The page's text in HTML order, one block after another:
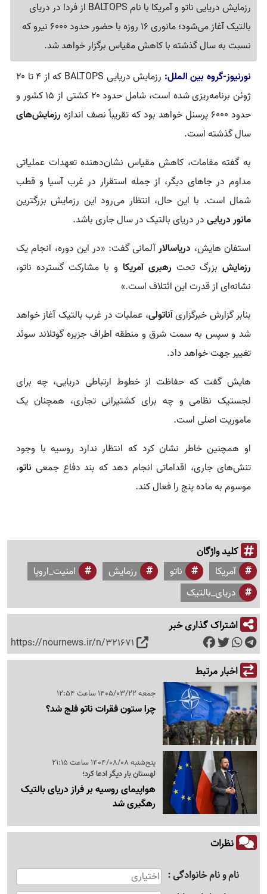
رزمایش دریایی ناتو و آمریکا با نام BALTOPS از فردا در دریای
بالتیک آغاز می‌شود؛ مانوری 16 روزه با حضور حدود 6000 نیرو که
نسبت به سال گذشته با کاهش مقیاس برگزار خواهد شد.
نورنیوز-گروه بین الملل:
رزمایش دریایی BALTOPS که از ۴ تا ۲۰
ژوئن برنامه‌ریزی شده است، شامل حدود ۲۰ کشتی از ۱۵ کشور و
حدود ۶۰۰۰ پرسنل خواهد بود که تقریباً نصف اندازه
رزمایش‌های
سال گذشته است.
به گفته مقامات، کاهش مقیاس نشان‌دهنده تعهدات عملیاتی
مداوم در جاهای دیگر، از جمله استقرار در غرب آسیا و قطب
شمال است. با این حال، انتظار می‌رود این رزمایش بزرگترین
مانور دریاییدر دریای بالتیک در سال جاری باشد.
استفان هایش، دریاسالارآلمانی گفت: «در این دوره، انجام یک
رزمایش بزرگ تحت رهبری آمریکا و با مشارکت گسترده ناتو،
نشانه‌ای از قدرت این ائتلاف است.»
بنابر گزارش خبرگزاریآناتولی، عملیات در غرب بالتیک آغاز خواهد
شد و سپس به سمت شرق و منطقه اطراف جزیره گوتلاند سوئد
تغییر جهت خواهد داد.
هایش گفت که حفاظت از خطوط ارتباطی دریایی، چه برای
لجستیک نظامی و چه برای کشتیرانی تجاری، همچنان یک
ماموریت اصلی است.
او همچنین خاطر نشان کرد که انتظار ندارد روسیه با وجود
تنش‌های جاری، اقداماتی انجام دهد که بند دفاع جمعی ناتو،
موسوم به ماده پنج را فعال کند.
کلید واژگان
آمریکا ناتو رزمایش
امنیت_اروپا
دریای_بالتیک
اشتراک گذاری خبر
https://nournews.ir/n/321671
اخبار مرتبط
جمعه 1405/03/22 ساعت 12:54
چرا ستون فقرات ناتو فلج شد؟
پنج‌شنبه 1404/08/08 ساعت 21:15
لهستان بار دیگر ادعا کرد؛
هواپیمای روسیه بر فراز دریای بالتیک
رهگیری شد
نظرات
نام و نام خانوادگی